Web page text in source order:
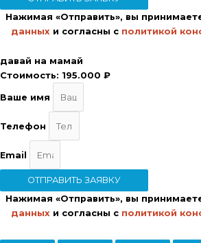
Нажимая «Отправить», вы
данных и согласны с политикой
давай на мамай
Стоимость: 195.000 ₽
Ваше имя
Телефон
Email
ОТПРАВИТЬ ЗАЯВКУ
Нажимая «Отправить», вы
данных и согласны с политикой